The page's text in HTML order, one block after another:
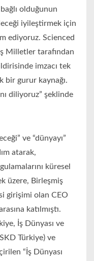
bağlı olduğunun
iyileştirmek için
ediyoruz. Scienced
Milletler tarafından
imzacı tek
bir gurur kaynağı.
diliyoruz” şeklinde
ve “dünyayı”
atarak,
küresel
üzere, Birleşmiş
girişimi olan CEO
katılmıştı.
İş Dünyası ve
Türkiye) ve
“İş Dünyası